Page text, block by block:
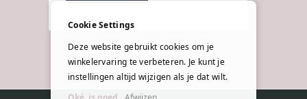
Cookie Settings
Deze website gebruikt cookies om je
winkelervaring te verbeteren. Je kunt je
instellingen altijd wijzigen als je dat wilt.